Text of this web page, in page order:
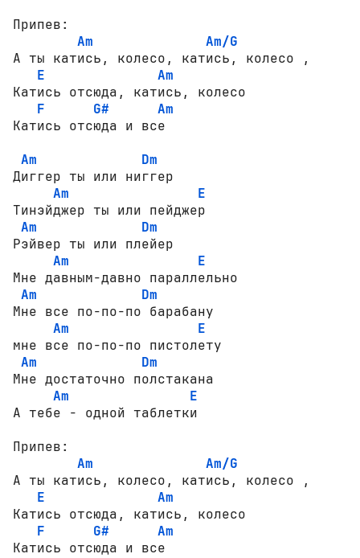
Припев:
Am
Am/G
А ты катись, колесо, катись, колесо ,
E
Am
Катись отсюда, катись, колесо
F
G#
Am
Катись отсюда и все
Am
Dm
Диггер ты или ниггер
Am
E
Тинэйджер ты или пейджер
Am
Dm
Рэйвер ты или плейер
Am
E
Мне давным-давно параллельно
Am
Dm
Мне все по-по-по барабану
Am
E
мне все по-по-по пистолету
Am
Dm
Мне достаточно полстакана
Am
E
А тебе - одной таблетки
Припев:
Am
Am/G
А ты катись, колесо, катись, колесо ,
E
Am
Катись отсюда, катись, колесо
F
G#
Am
Катись отсюда и все